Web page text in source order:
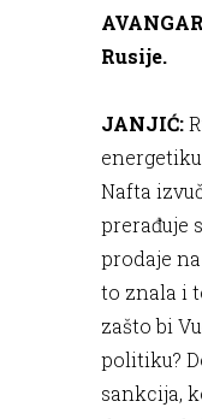
Rusije.
JANJIĆ:
Nafta
prerađuje
prodaje
to znala i
zašto bi
politiku?
sankcija,